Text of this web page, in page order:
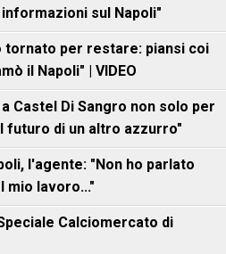
sul Napoli"
tornato per restare: piansi coi
il Napoli" | VIDEO
Castel Di Sangro non solo per
futuro di un altro azzurro"
l'agente: "Non ho parlato
mio lavoro..."
Calciomercato di